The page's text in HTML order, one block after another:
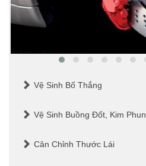
Vệ Sinh Bố Thắng
Vệ Sinh Buồng Đốt, Kim Phun
Cân Chỉnh Thước Lái